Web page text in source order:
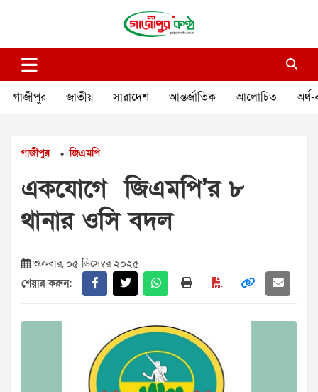
গাজীপুর কণ্ঠ
গাজীপুর জাতীয় সারাদেশ আন্তর্জাতিক আলোচিত অর্থ-
গাজীপুর • জিএমপি
একযোগে জিএমপি’র ৮
থানার ওসি বদল
শুক্রবার, ০৫ ডিসেম্বর ২০২৫
শেয়ার করুন: